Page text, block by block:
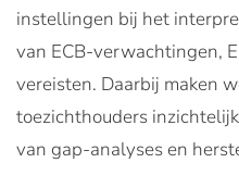
instellingen bij het
van ECB-verwachtingen,
vereisten. Daarbij maken
toezichthouders
van gap-analyses en